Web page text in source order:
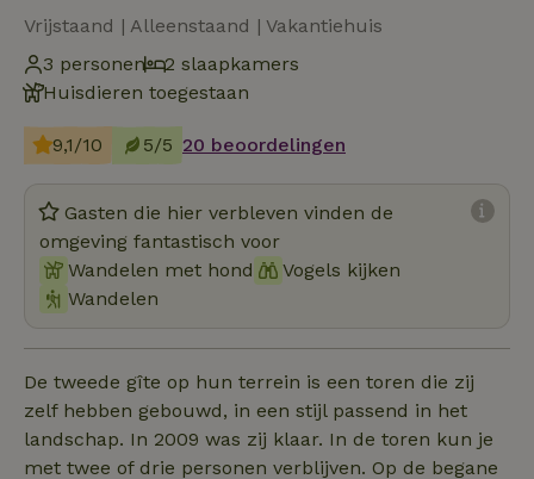
Vrijstaand | Alleenstaand | Vakantiehuis
3 personen
2 slaapkamers
Huisdieren toegestaan
9,1/10 5/5 20 beoordelingen
Gasten die hier verbleven vinden de
omgeving fantastisch voor
Wandelen met hond
Vogels kijken
Wandelen
De tweede gîte op hun terrein is een toren die zij
zelf hebben gebouwd, in een stijl passend in het
landschap. In 2009 was zij klaar. In de toren kun je
met twee of drie personen verblijven. Op de begane